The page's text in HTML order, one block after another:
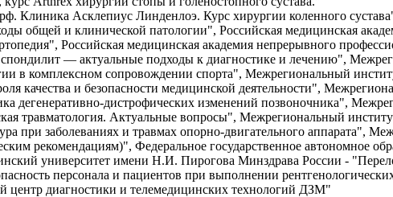
Клиника Асклепиус Линденлоэ. Курс хирургии коленного
общей и клинической патологии", Российская медицинская
Российская медицинская академия непрерывного
— актуальные подходы к диагностике и лечению",
в комплексном сопровождении спорта", Межрегиональный
качества и безопасности медицинской деятельности",
дегенеративно-дистрофических изменений позвоночника",
травматология. Актуальные вопросы", Межрегиональный
при заболеваниях и травмах опорно-двигательного аппарата",
рекомендациям)", Федеральное государственное автономное
университет имени Н.И. Пирогова Минздрава России -
персонала и пациентов при выполнении
центр диагностики и телемедицинских технологий ДЗМ"